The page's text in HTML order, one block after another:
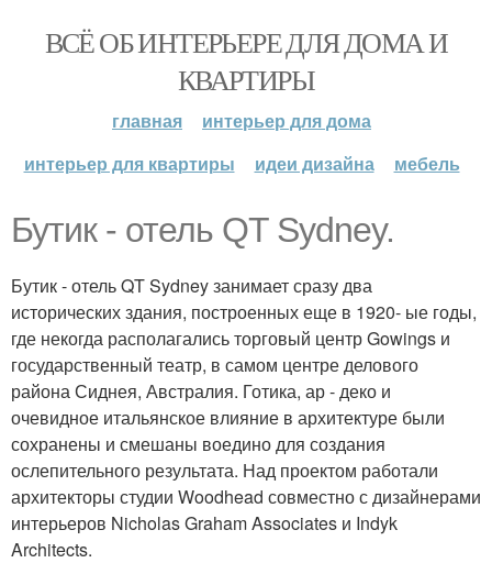
ВСЁ ОБ ИНТЕРЬЕРЕ ДЛЯ ДОМА И
КВАРТИРЫ
главная
интерьер для дома
интерьер для квартиры
идеи дизайна мебель
Бутик - отель QT Sydney.
Бутик - отель QT Sydney занимает сразу два
исторических здания, построенных еще в 1920- ые годы,
где некогда располагались торговый центр Gowings и
государственный театр, в самом центре делового
района Сиднея, Австралия. Готика, ар - деко и
очевидное итальянское влияние в архитектуре были
сохранены и смешаны воедино для создания
ослепительного результата. Над проектом работали
архитекторы студии Woodhead совместно с дизайнерами
интерьеров Nicholas Graham Associates и Indyk
Architects.